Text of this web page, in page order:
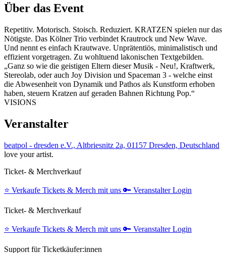
Über das Event
Repetitiv. Motorisch. Stoisch. Reduziert. KRATZEN spielen nur das
Nötigste. Das Kölner Trio verbindet Krautrock und New Wave.
Und nennt es einfach Krautwave. Unprätentiös, minimalistisch und
effizient vorgetragen. Zu wohltuend lakonischen Textgebilden.
„Ganz so wie die geistigen Eltern dieser Musik - Neu!, Kraftwerk,
Stereolab, oder auch Joy Division und Spaceman 3 - welche einst
die Abwesenheit von Dynamik und Pathos als Kunstform erhoben
haben, steuern Kratzen auf geraden Bahnen Richtung Pop.“
VISIONS
Veranstalter
beatpol - dresden e.V., Altbriesnitz 2a, 01157 Dresden, Deutschland
love your artist.
Ticket- & Merchverkauf
⭐️ Verkaufe Tickets & Merch mit uns 🔑 Veranstalter Login
Ticket- & Merchverkauf
⭐️ Verkaufe Tickets & Merch mit uns 🔑 Veranstalter Login
Support für Ticketkäufer:innen